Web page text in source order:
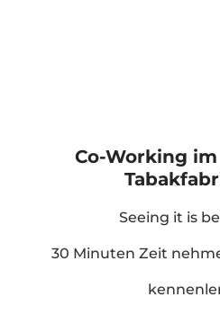
Co-Working
Seeing it is
30 Minuten Zeit